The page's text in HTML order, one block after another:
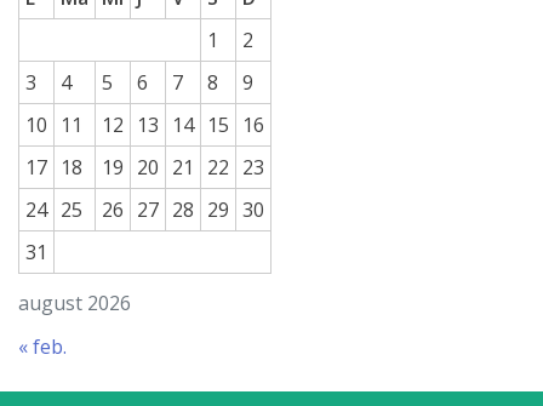
Acte
interne
Media
Comunicate
de
presă
Informații
august 2026
1
2
3
4 5 6 7 8
9
10
11 12 13 14 15
16
17 18 19 20 21 22 23
24 25 26 27 28 29 30
31
« feb.